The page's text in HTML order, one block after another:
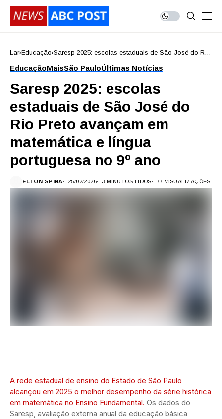
Lar Educação Saresp 2025: escolas estaduais de São José do Rio
no 9º ano
EducaçãoMaisSão PauloÚltimas Notícias
Saresp 2025: escolas
estaduais de São José do
Rio Preto avançam em
matemática e língua
portuguesa no 9º ano
ELTON SPINA 25/02/2026 3 MINUTOS LIDOS 77 VISUALIZAÇÕES
A rede estadual de ensino do Estado de São Paulo
alcançou em 2025 o melhor desempenho da série histórica
em matemática no Ensino Fundamental. Os dados do
Saresp, avaliação externa anual da educação básica